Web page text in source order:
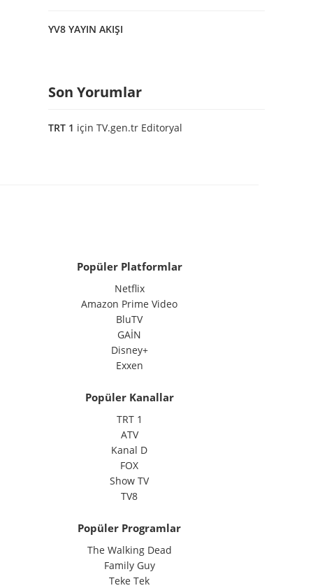
YV8 YAYIN AKIŞI
Son Yorumlar
TRT 1 için TV.gen.tr Editoryal
Popüler Platformlar
Netflix
Amazon Prime Video
BluTV
GAİN
Disney+
Exxen
Popüler Kanallar
TRT 1
ATV
Kanal D
FOX
Show TV
TV8
Popüler Programlar
The Walking Dead
Family Guy
Teke Tek